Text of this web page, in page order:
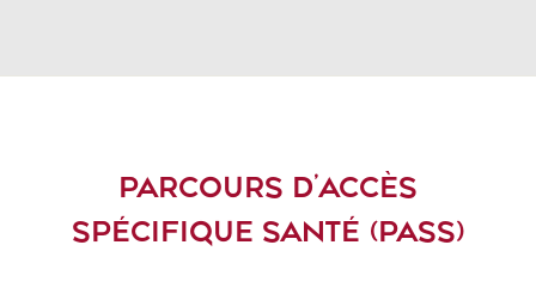
PARCOURS D’ACCÈS
SPÉCIFIQUE SANTÉ (PASS)